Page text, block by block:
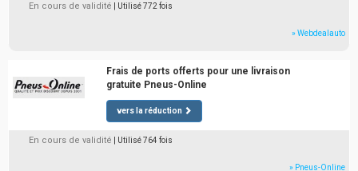
En cours de validité | Utilisé 772 fois
» Webdealauto
Frais de ports offerts pour une livraison
gratuite Pneus-Online
vers la réduction
En cours de validité | Utilisé 764 fois
» Pneus-Online